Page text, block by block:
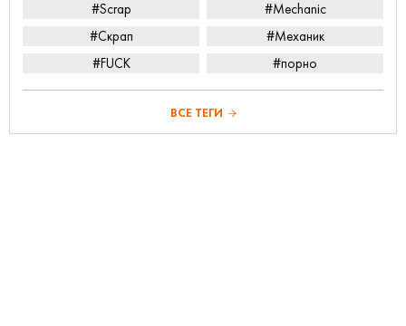
#Scrap
#Mechanic
#Скрап
#Механик
#FUCK
#порно
ВСЕ ТЕГИ